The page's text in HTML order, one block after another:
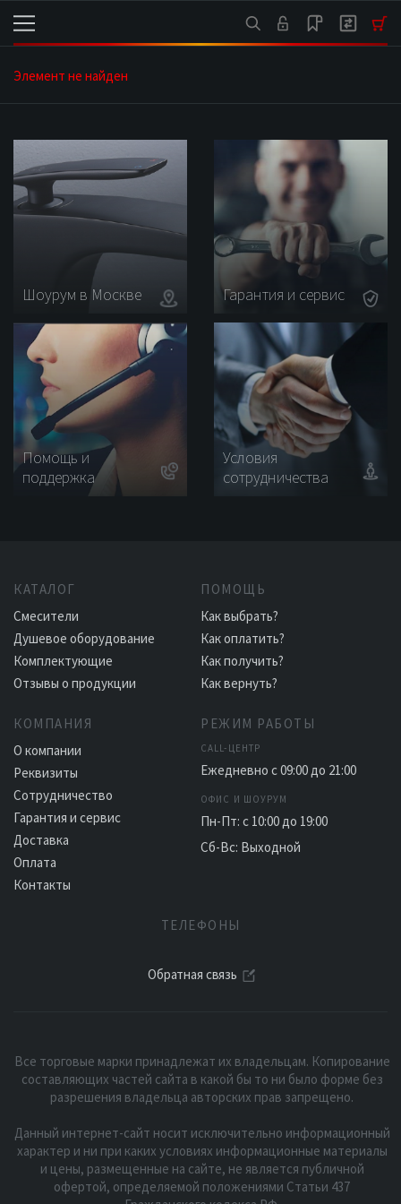
Каталог
Элемент не найден
Шоурум в Москве Гарантия и сервис
Помощь и
поддержка
Условия
сотрудничества
КАТАЛОГ
Смесители
Душевое оборудование
Комплектующие
Отзывы о продукции
ПОМОЩЬ
Как выбрать?
Как оплатить?
Как получить?
Как вернуть?
КОМПАНИЯ
О компании
Реквизиты
Сотрудничество
Гарантия и сервис
Доставка
Оплата
Контакты
РЕЖИМ РАБОТЫ
CALL-ЦЕНТР
Ежедневно с 09:00 до 21:00
ОФИС И ШОУРУМ
Пн-Пт: с 10:00 до 19:00
Сб-Вс: Выходной
ТЕЛЕФОНЫ
Обратная связь
Все торговые марки принадлежат их владельцам. Копирование
составляющих частей сайта в какой бы то ни было форме без
разрешения владельца авторских прав запрещено.
Данный интернет-сайт носит исключительно информационный
характер и ни при каких условиях информационные материалы
и цены, размещенные на сайте, не является публичной
офертой, определяемой положениями Статьи 437